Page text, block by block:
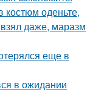
оденьте,
даже, маразм
еще в
в ожидании